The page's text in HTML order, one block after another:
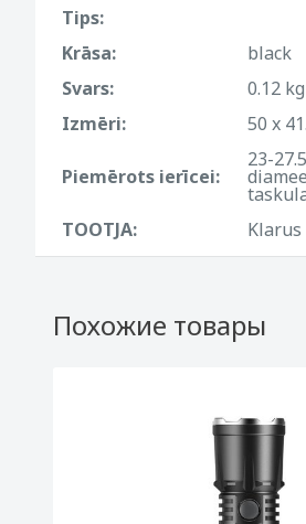
Tips:
Krāsa:
black
Svars:
0.12 kg
Izmēri:
50 x
Piemērots ierīcei:
23-
TOOTJA:
Klarus
Похожие товары